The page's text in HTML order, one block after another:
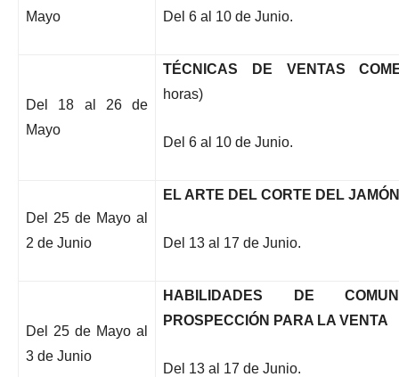
Mayo
Del 6 al 10 de Junio.
Del 18 al 26 de
Mayo
TÉCNICAS DE VENTAS
horas)
Del 6 al 10 de Junio.
Del 25 de Mayo al
2 de Junio
EL ARTE DEL CORTE DEL JAMÓN
Del 13 al 17 de Junio.
Del 25 de Mayo al
3 de Junio
HABILIDADES DE
PROSPECCIÓN PARA LA VENTA
Del 13 al 17 de Junio.